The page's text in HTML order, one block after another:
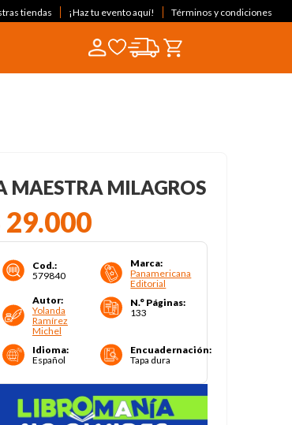
tiendas ¡Haz tu evento aquí! Términos y condiciones
MAESTRA MILAGROS
29.000
Cod.:
579840
Marca:
Panamericana
Editorial
Autor:
Yolanda
Ramírez
Michel
N.° Páginas:
133
Idioma:
Español
Encuadernación:
Tapa dura